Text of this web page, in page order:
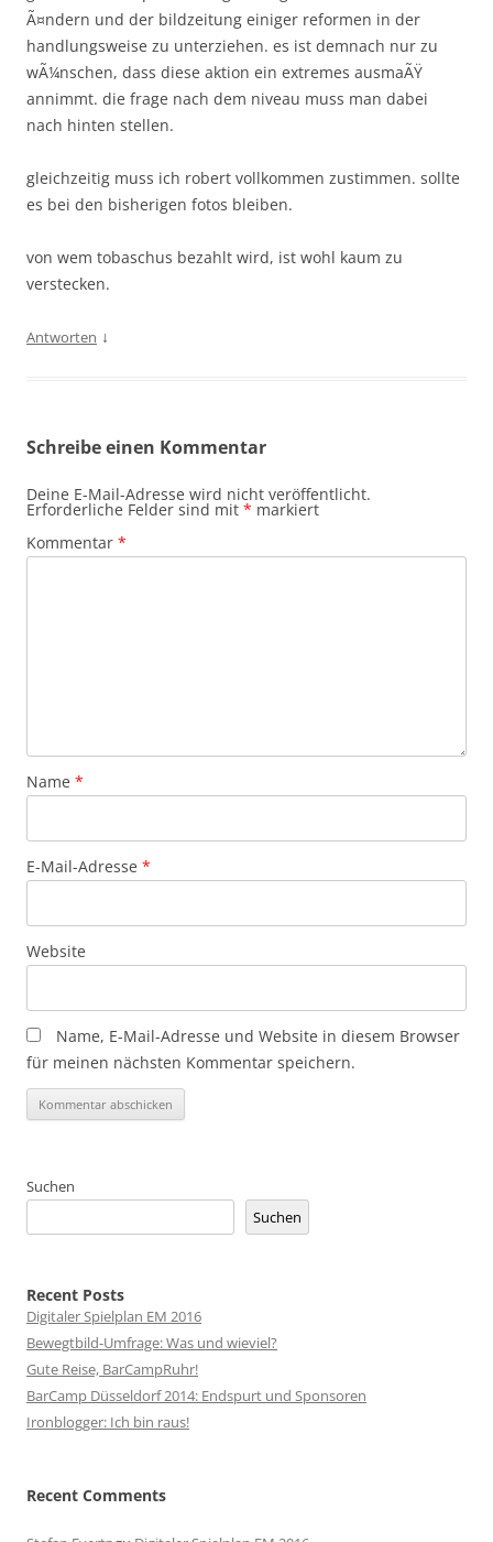
Ã¤ndern und der bildzeitung einiger reformen in der
handlungsweise zu unterziehen. es ist demnach nur zu
wÃ¼nschen, dass diese aktion ein extremes ausmaÃŸ
annimmt. die frage nach dem niveau muss man dabei
nach hinten stellen.
gleichzeitig muss ich robert vollkommen zustimmen. sollte
es bei den bisherigen fotos bleiben.
von wem tobaschus bezahlt wird, ist wohl kaum zu
verstecken.
Antworten ↓
Schreibe einen Kommentar
Deine E-Mail-Adresse wird nicht veröffentlicht.
Erforderliche Felder sind mit * markiert
Kommentar *
Name *
E-Mail-Adresse *
Website
Name, E-Mail-Adresse und Website in diesem Browser
für meinen nächsten Kommentar speichern.
Suchen
Suchen
Recent Posts
Digitaler Spielplan EM 2016
Bewegtbild-Umfrage: Was und wieviel?
Gute Reise, BarCampRuhr!
BarCamp Düsseldorf 2014: Endspurt und Sponsoren
Ironblogger: Ich bin raus!
Recent Comments